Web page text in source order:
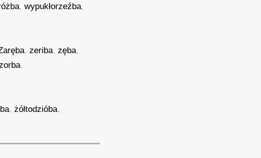
,wypukłorzeźba,
,zeriba,zęba,
,
,żółtodzióba,